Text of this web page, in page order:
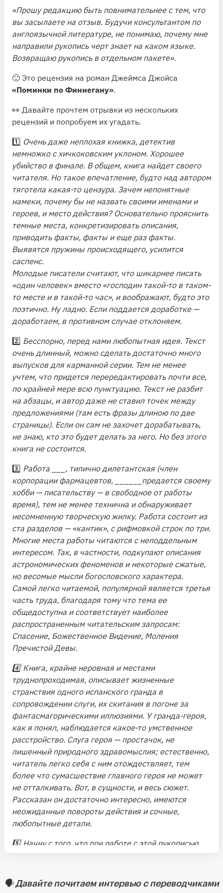
«Прошу редакцию быть повнимательнее с тем, что
вы засылаете на отзыв. Будучи консультантом по
англоязычной литературе, не понимаю, почему мне
направили рукопись черт знает на каком языке.
Возвращаю рукопись в отдельном пакете».
🙂 Это рецензия на роман Джеймса Джойса
«Поминки по Финнегану».
👀 Давайте прочтем отрывки из нескольких
рецензий и попробуем их угадать.
1️⃣ Очень даже неплохая книжка, детектив
немножко с хичкоковским уклоном. Хорошее
убийство в финале. В общем, книга найдет своего
читателя. Но такое впечатление, будто над автором
тяготела какая-то цензура. Зачем непонятные
намеки, почему бы не назвать своими именами и
героев, и место действия? Основательно прояснить
темные места, конкретизировать описания,
приводить факты, факты и еще раз факты.
Выявятся пружины происходящего, усилится
саспенс.
Молодые писатели считают, что шикарнее писать
«один человек» вместо «господин такой-то в таком-
то месте и в такой-то час», и воображают, будто это
поэтично. Ну ладно. Если поддается доработке —
доработаем, в противном случае отклоняем.
2️⃣ Бесспорно, перед нами любопытная идея. Текст
очень длинный, можно сделать достаточно много
выпусков для карманной серии. Тем не менее
учтем, что придется перередактировать почти все,
по крайней мере всю пунктуацию. Текст не разбит
на абзацы, и автор даже не ставил точек между
предложениями (там есть фразы длиною по две
страницы). Если он сам не захочет дорабатывать,
не знаю, кто это будет делать за него. Но без этого
книга не состоится.
3️⃣ Работа ___, типично дилетантская (член
корпорации фармацевтов, ______предается своему
хобби — писательству — в свободное от работы
время), тем не менее технична и обнаруживает
несомненную творческую жилку. Работа состоит из
ста разделов — «кантик», с рифмовкой строк по три.
Многие места работы читаются с неподдельным
интересом. Так, в частности, подкупают описания
астрономических феноменов и некоторые сжатые,
но весомые мысли богословского характера.
Самой легко читаемой, популярной является третья
часть труда, благодаря тому что тема ее
общедоступна и соответствует наиболее
распространенным читательским запросам:
Спасение, Божественное Видение, Моления
Пречистой Девы.
4️⃣Книга, крайне неровная и местами
труднопроходимая, описывает жизненные
странствия одного испанского гранда в
сопровождении слуги, их скитания в погоне за
фантасмагорическими иллюзиями. У гранда-героя,
как я понял, наблюдается какое-то умственное
расстройство. Слуга героя — простачок, не
лишенный природного здравомыслия; естественно,
читатель легко себя с ним отождествляет, тем
более что сумасшествие главного героя не может
не отталкивать. Вот, в сущности, и весь сюжет.
Рассказан он достаточно интересно, имеются
неожиданные повороты действия и сочные,
любопытные детали.
5️⃣ Начну с того, что при работе с этой рукописью
динамичен и замешен на самом первоклассном
сырье по-настоящему крепкой «развлекаловки».
🗣 Давайте почитаем интервью спереводчиками